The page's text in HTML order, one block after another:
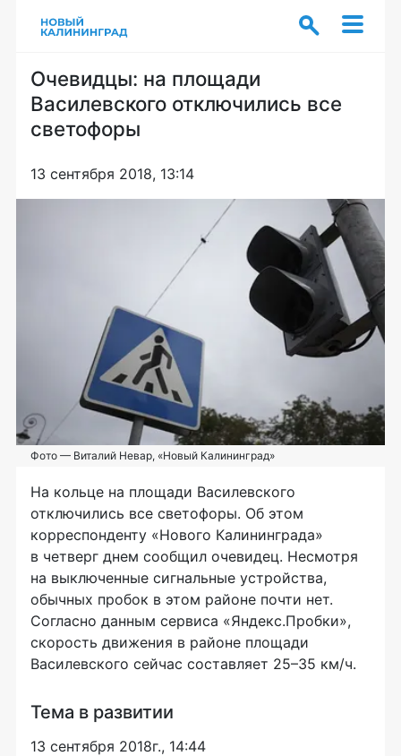
Очевидцы: на площади
Василевского отключились все
светофоры
13 сентября 2018, 13:14
Фото — Виталий Невар, «Новый Калининград»
На кольце на площади Василевского
отключились все светофоры. Об этом
корреспонденту «Нового Калининграда»
в четверг днем сообщил очевидец. Несмотря
на выключенные сигнальные устройства,
обычных пробок в этом районе почти нет.
Согласно данным сервиса «Яндекс.Пробки»,
скорость движения в районе площади
Василевского сейчас составляет 25–35 км/ч.
Тема в развитии
13 сентября 2018г., 14:44